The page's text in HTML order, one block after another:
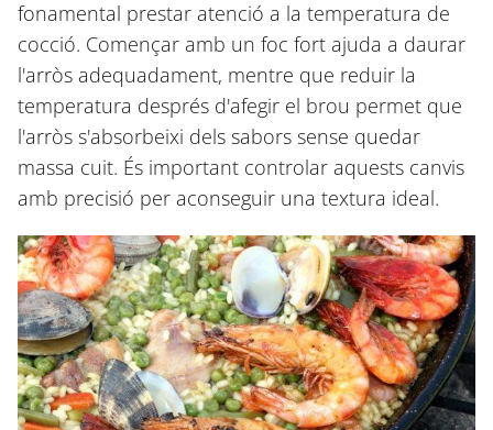
fonamental prestar atenció a la temperatura de
cocció. Començar amb un foc fort ajuda a daurar
l'arròs adequadament, mentre que reduir la
temperatura després d'afegir el brou permet que
l'arròs s'absorbeixi dels sabors sense quedar
massa cuit. És important controlar aquests canvis
amb precisió per aconseguir una textura ideal.